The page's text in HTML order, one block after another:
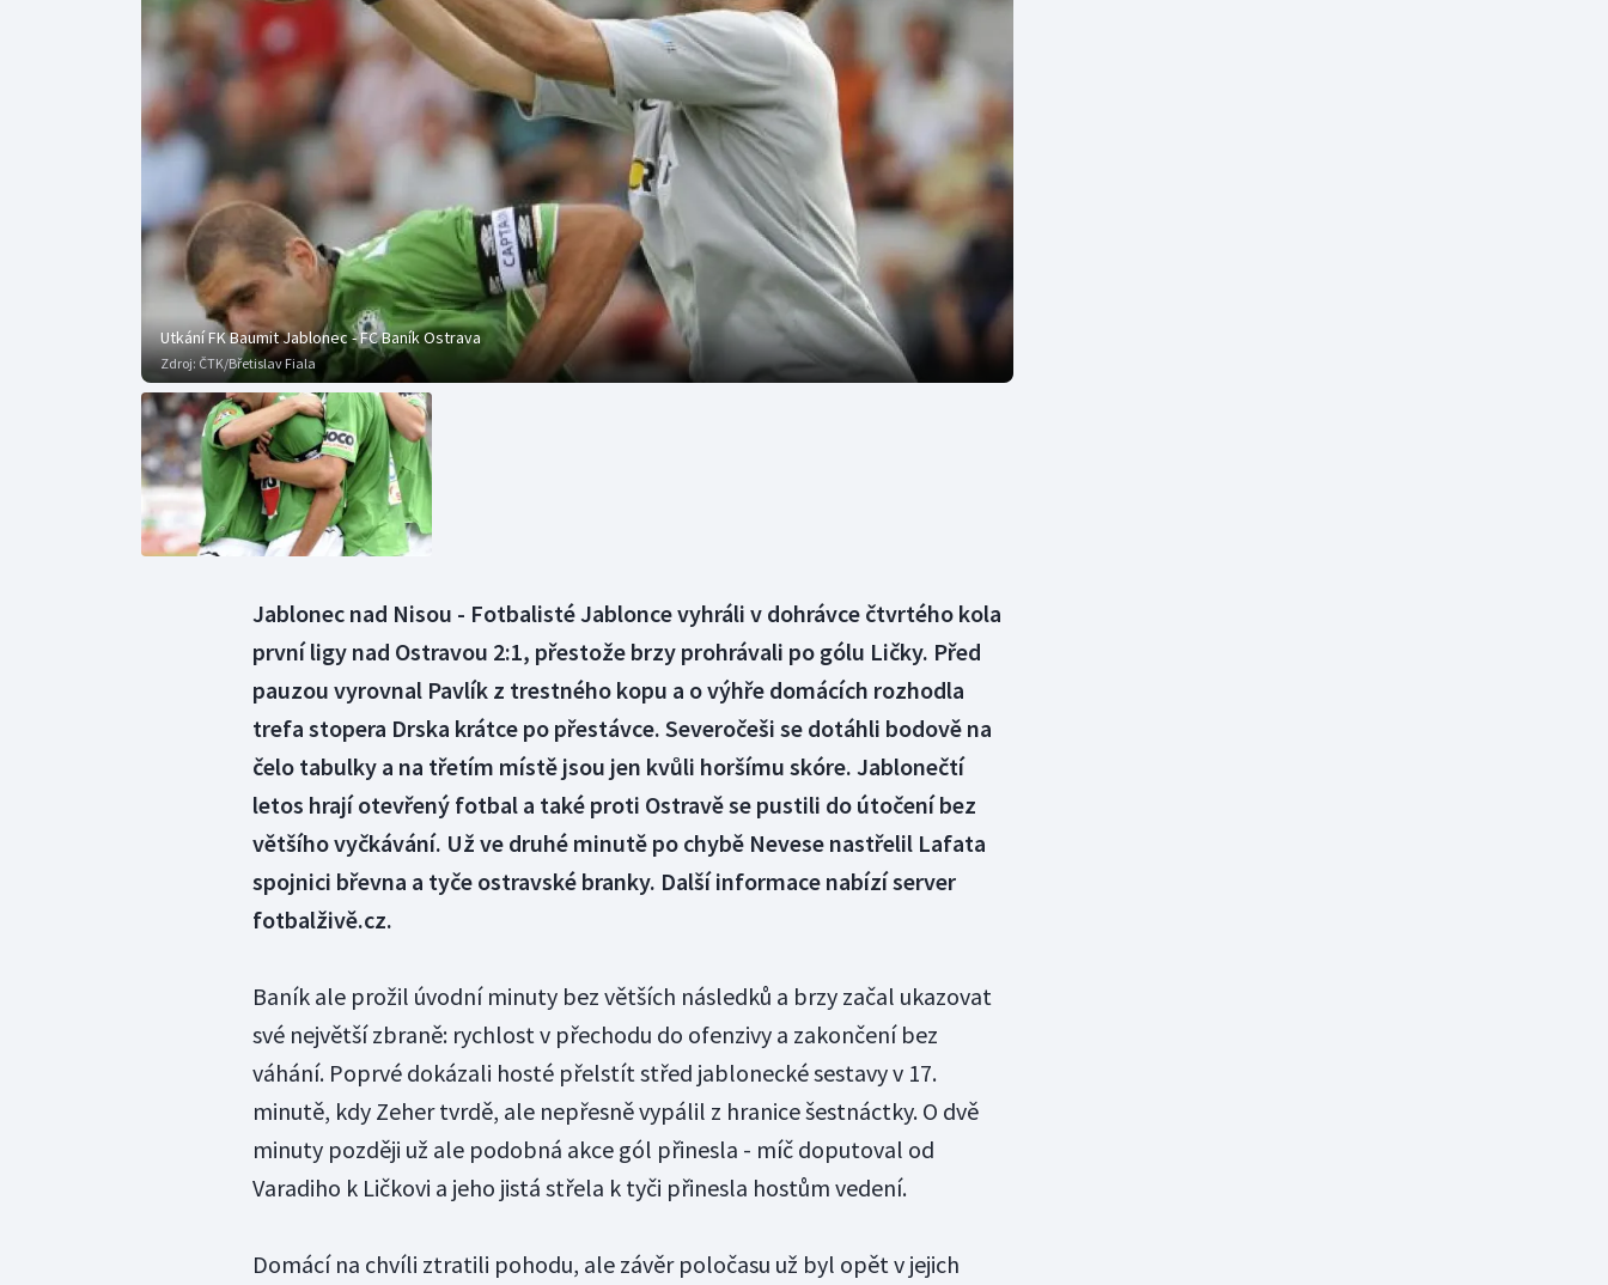
Curling
Dostihy
Futsal
Golf
Gymnastika
Moderní pětiboj
Motorsport
Olympijské hry
Parasport
Plavání
Plážový volejbal
Triatlon
Veslování
Vodní slalom
Volejbal
Ostatní
Utkání FK Baumit Jablonec - FC Baník Ostrava
Zdroj: ČTK/Břetislav Fiala
Jablonec nad Nisou - Fotbalisté Jablonce vyhráli v dohrávce čtvrtého kola
první ligy nad Ostravou 2:1, přestože brzy prohrávali po gólu Ličky. Před
pauzou vyrovnal Pavlík z trestného kopu a o výhře domácích rozhodla
trefa stopera Drska krátce po přestávce. Severočeši se dotáhli bodově na
čelo tabulky a na třetím místě jsou jen kvůli horšímu skóre. Jablonečtí
letos hrají otevřený fotbal a také proti Ostravě se pustili do útočení bez
většího vyčkávání. Už ve druhé minutě po chybě Nevese nastřelil Lafata
spojnici břevna a tyče ostravské branky. Další informace nabízí server
fotbalživě.cz.
Baník ale prožil úvodní minuty bez větších následků a brzy začal ukazovat
své největší zbraně: rychlost v přechodu do ofenzivy a zakončení bez
váhání. Poprvé dokázali hosté přelstít střed jablonecké sestavy v 17.
minutě, kdy Zeher tvrdě, ale nepřesně vypálil z hranice šestnáctky. O dvě
minuty později už ale podobná akce gól přinesla - míč doputoval od
Varadiho k Ličkovi a jeho jistá střela k tyči přinesla hostům vedení.
Domácí na chvíli ztratili pohodu, ale závěr poločasu už byl opět v jejich